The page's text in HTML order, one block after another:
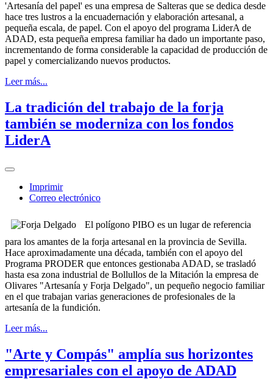
'Artesanía del papel' es una empresa de Salteras que se dedica desde
hace tres lustros a la encuadernación y elaboración artesanal, a
pequeña escala, de papel. Con el apoyo del programa LiderA de
ADAD, esta pequeña empresa familiar ha dado un importante paso,
incrementando de forma considerable la capacidad de producción de
papel y comercializando nuevos productos.
Leer más...
La tradición del trabajo de la forja
también se moderniza con los fondos
LiderA
Imprimir
Correo electrónico
El polígono PIBO es un lugar de referencia
para los amantes de la forja artesanal en la provincia de Sevilla.
Hace aproximadamente una década, también con el apoyo del
Programa PRODER que entonces gestionaba ADAD, se trasladó
hasta esa zona industrial de Bollullos de la Mitación la empresa de
Olivares "Artesanía y Forja Delgado", un pequeño negocio familiar
en el que trabajan varias generaciones de profesionales de la
artesanía de la fundición.
Leer más...
"Arte y Compás" amplía sus horizontes
empresariales con el apoyo de ADAD